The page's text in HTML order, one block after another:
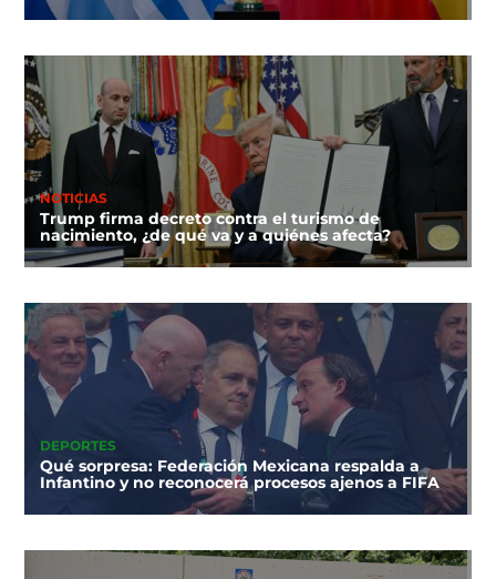
NOTICIAS
Trump firma decreto contra el turismo de
nacimiento, ¿de qué va y a quiénes afecta?
DEPORTES
Qué sorpresa: Federación Mexicana respalda a
Infantino y no reconocerá procesos ajenos a FIFA